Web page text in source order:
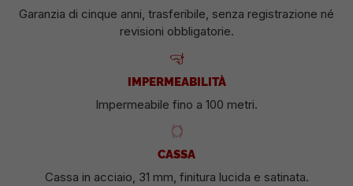
Garanzia di cinque anni, trasferibile, senza registrazione né
revisioni obbligatorie.
IMPERMEABILITÀ
Impermeabile fino a 100 metri.
CASSA
Cassa in acciaio, 31 mm, finitura lucida e satinata.